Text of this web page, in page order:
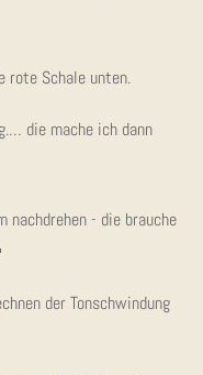
rote Scha­le unten.
die mache ich dann
nach­dre­hen - die brau­che
der Ton­schwin­dung